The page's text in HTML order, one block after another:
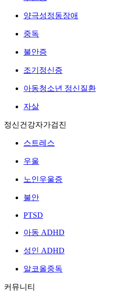
양극성정동장애
중독
불안증
조기정신증
아동청소년 정신질환
자살
정신건강자가검진
스트레스
우울
노인우울증
불안
PTSD
아동 ADHD
성인 ADHD
알코올중독
커뮤니티